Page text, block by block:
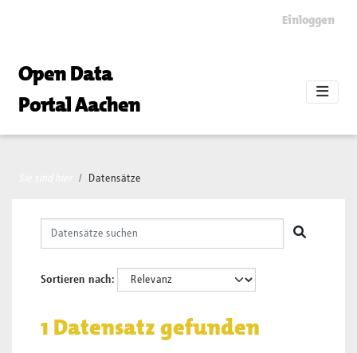
Einloggen
Open Data
Portal Aachen
Datensätze
Sortieren nach
1 Datensatz gefunden